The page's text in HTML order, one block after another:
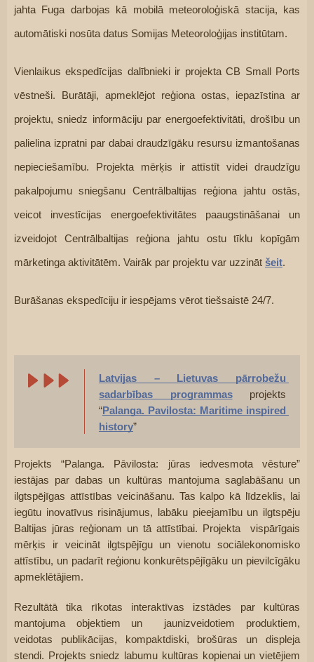
jahta Fuga darbojas kā mobilā meteoroloģiskā stacija, kas
automātiski nosūta datus Somijas Meteoroloģijas institūtam.
Vienlaikus ekspedīcijas dalībnieki ir projekta CB Small Ports
vēstneši. Burātāji, apmeklējot reģiona ostas, iepazīstina ar
projektu, sniedz informāciju par energoefektivitāti, drošību un
palielina izpratni par dabai draudzīgāku resursu izmantošanas
nepieciešamību. Projekta mērķis ir attīstīt videi draudzīgu
pakalpojumu sniegšanu Centrālbaltijas reģiona jahtu ostās,
veicot investīcijas energoefektivitātes paaugstināšanai un
izveidojot Centrālbaltijas reģiona jahtu ostu tīklu kopīgām
mārketinga aktivitātēm. Vairāk par projektu var uzzināt šeit.
Burāšanas ekspedīciju ir iespējams vērot tiešsaistē 24/7.
Latvijas – Lietuvas pārrobežu
sadarbības programmas projekts
“Palanga. Pavilosta: Maritime inspired
history”
Projekts “Palanga. Pāvilosta: jūras iedvesmota vēsture”
iestājas par dabas un kultūras mantojuma saglabāšanu un
ilgtspējīgas attīstības veicināšanu. Tas kalpo kā līdzeklis, lai
iegūtu inovatīvus risinājumus, labāku pieejamību un ilgtspēju
Baltijas jūras reģionam un tā attīstībai. Projekta  vispārīgais
mērķis ir veicināt ilgtspējīgu un vienotu sociālekonomisko
attīstību, un padarīt reģionu konkurētspējīgāku un pievilcīgāku
apmeklētājiem.
Rezultātā tika rīkotas interaktīvas izstādes par kultūras
mantojuma objektiem un  jaunizveidotiem produktiem,
veidotas publikācijas, kompaktdiski, brošūras un displeja
stendi. Projekts sniedz labumu kultūras kopienai un vietējiem